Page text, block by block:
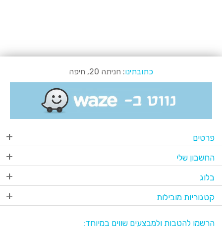
כתובתינו: חניתה 20, חיפה
פרטים
החשבון שלי
בלוג
קטגוריות מובילות
הרשמו להטבות ולמבצעים שווים במיוחד: